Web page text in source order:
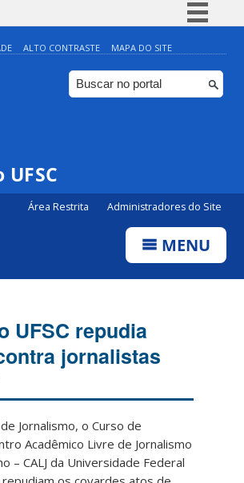
Simplifique!
Comunica BR
Participe
ALTO CONTRASTE MAPA DO SITE
Área Restrita Administradores do Site
MENU
UFSC repudia
jornalistas
Jornalismo, o Curso de
Acadêmico Livre de Jornalismo
– CALJ da Universidade Federal